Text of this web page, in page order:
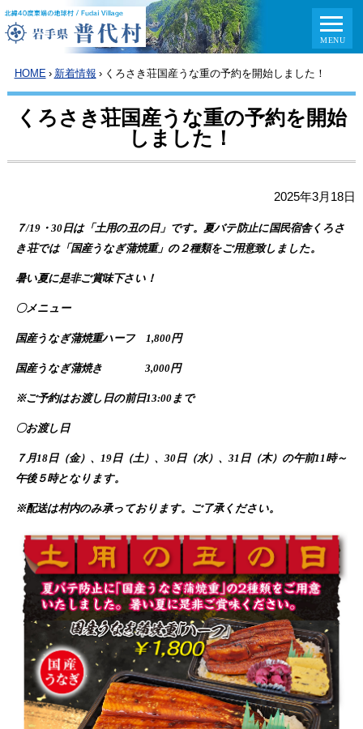
HOME › 新着情報 › くろさき荘国産うな重の予約を開始しました！
くろさき荘国産うな重の予約を開始
しました！
2025年3月18日
７/19・ 30日は「土用の丑の日」です。夏バテ防止に国民宿舎くろさ
き荘では「国産うなぎ蒲焼重」の２種類をご用意致しました。
暑い夏に是非ご賞味下さい！
〇メニュー
国産うなぎ蒲焼重ハーフ 1,800円
国産うなぎ蒲焼き 3,000円
※ご予約はお渡し日の前日13:00まで
〇お渡し日
７月18日（金）、 19日（土）、 30日（水）、 31 日（木）の午前11 時～
午後５時となります。
※配送は村内のみ承っております。ご了承ください。